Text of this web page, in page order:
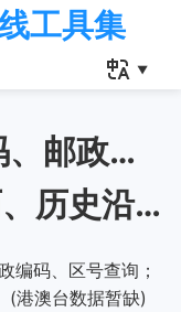
工具集
新抚区 行政区划代码、邮政编码、区号查询
历史沿革
编码、区号查询；
(港澳台数据暂缺)